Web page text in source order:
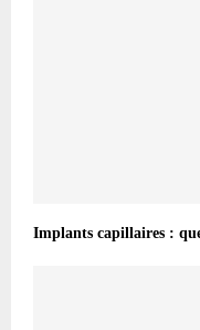
Implants capillaires :